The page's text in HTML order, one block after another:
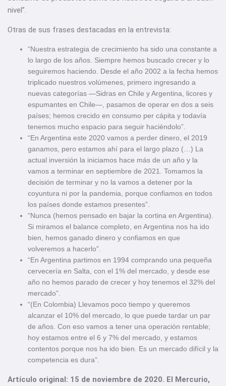
nivel”.
Otras de sus frases destacadas en la entrevista:
“Nuestra estrategia de crecimiento ha sido una constante a
lo largo de los años. Siempre hemos buscado crecer y lo
seguiremos haciendo. Desde el año 2002 a la fecha hemos
triplicado nuestros volúmenes, primero ingresando a
nuevas categorías —Sidras en Chile y Argentina, licores y
espumantes en Chile—, pasamos de operar en dos a seis
países; hemos crecido en consumo per cápita y todavía
tenemos mucho espacio para seguir haciéndolo”.
“En Argentina este 2020 vamos a perder dinero, el 2019
ganamos, pero estamos ahí para el largo plazo (…) La
actual inversión la iniciamos hace más de un año y la
vamos a terminar en septiembre de 2021. Tomamos la
decisión de terminar y no la vamos a detener por la
coyuntura ni por la pandemia, porque confiamos en todos
los países donde estamos presentes”.
“Nunca (hemos pensado en bajar la cortina en Argentina).
Si miramos el balance completo, en Argentina nos ha ido
bien, hemos ganado dinero y confiamos en que
volveremos a hacerlo”.
“En Argentina partimos en 1994 comprando una pequeña
cervecería en Salta, con el 1% del mercado, y desde ese
año no hemos parado de crecer y hoy tenemos el 32% del
mercado”.
“(En Colombia) Llevamos poco tiempo y queremos
alcanzar el 10% del mercado, lo que puede tardar un par
de años. Con eso vamos a tener una operación rentable;
hoy estamos entre el 6 y 7% del mercado, y estamos
contentos porque nos ha ido bien. Es un mercado difícil y la
competencia es dura”.
Artículo original: 15 de noviembre de 2020. El Mercurio,